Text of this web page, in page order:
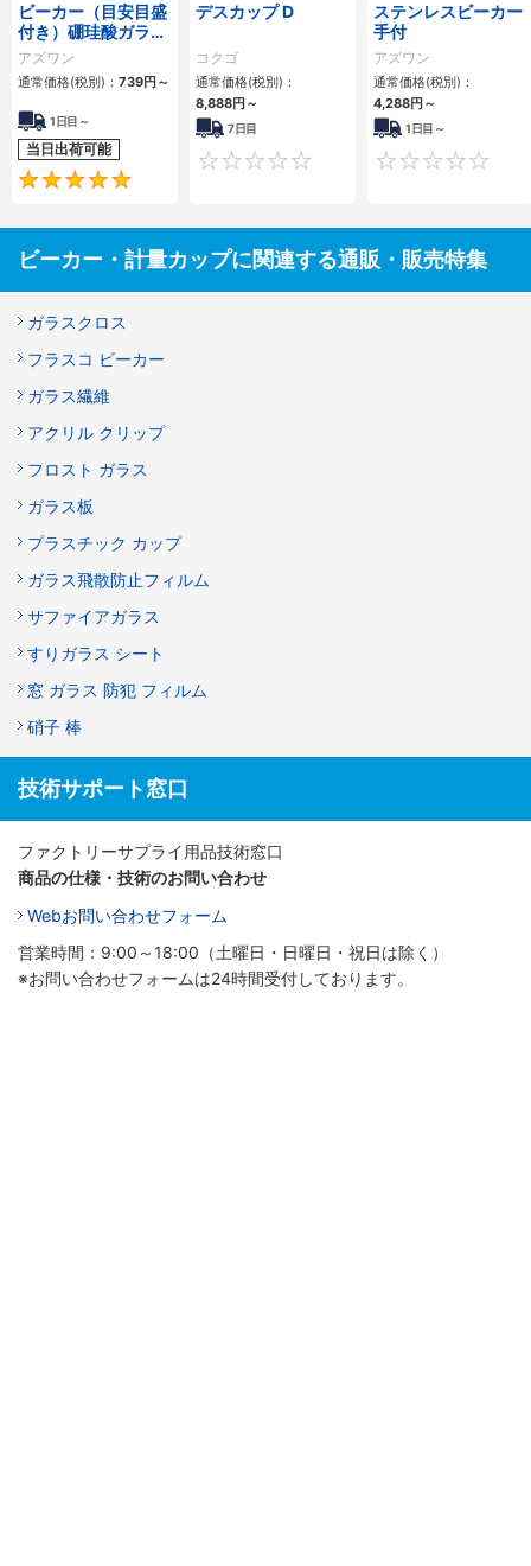
ビーカー（目安目盛
付き）硼珪酸ガラス
容量（ml） 10～
10000
アズワン
通常価格(税別)： 739円 ～
1日目～
当日出荷可能
デスカップ D
コクゴ
通常価格(税別)：
8,888円 ～
7日目
0
ステンレスビーカー
手付
アズワン
通常価格(税別)：
4,288円 ～
1日目～
ビーカー・計量カップに関連する通販・販売特集
ガラスクロス
フラスコ ビーカー
ガラス繊維
アクリル クリップ
フロスト ガラス
ガラス板
プラスチック カップ
ガラス飛散防止フィルム
サファイアガラス
すりガラス シート
窓 ガラス 防犯 フィルム
硝子 棒
技術サポート窓口
ファクトリーサプライ用品技術窓口
商品の仕様・技術のお問い合わせ
Webお問い合わせフォーム
営業時間：9:00～18:00（土曜日・日曜日・祝日は除く）
※お問い合わせフォームは24時間受付しております。